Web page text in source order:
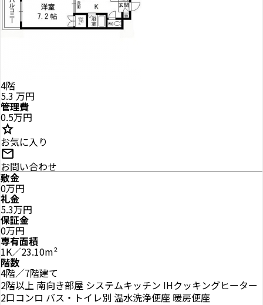
4階
5.3 万円
管理費
0.5万円
star
お気に入り
mail
お問い合わせ
敷金
0万円
礼金
5.3万円
保証金
0万円
専有面積
1K／23.10m²
階数
4階／7階建て
2階以上 南向き部屋 システムキッチン IHクッキングヒーター
2口コンロ バス・トイレ別 温水洗浄便座 暖房便座